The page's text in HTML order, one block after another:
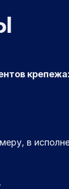
крепежа:
в